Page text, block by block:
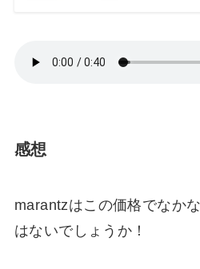
感想
marantzはこの価格でなか
はないでしょうか！